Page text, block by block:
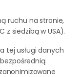
ruchu na stronie,
z siedzibą w USA).
tej usługi danych